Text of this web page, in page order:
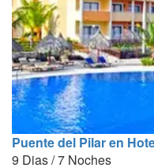
Puente del Pilar en
9 Dias / 7 Noches